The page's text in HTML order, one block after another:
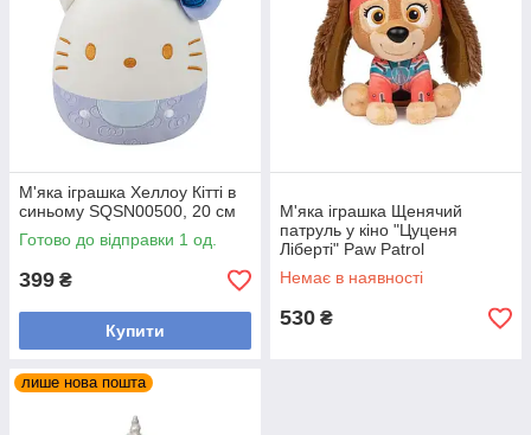
М'яка іграшка Хеллоу Кітті в
синьому SQSN00500, 20 см
Готово до відправки 1 од.
399 ₴
Купити
М'яка іграшка Щенячий
патруль у кіно "Цуценя
Ліберті" Paw Patrol
SM33351/6062169, 15 см
Немає в наявності
530 ₴
лише нова пошта